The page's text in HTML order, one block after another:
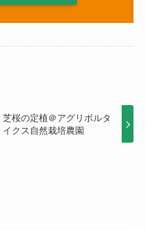
芝桜の定植＠アグリボルタ
イクス自然栽培農園